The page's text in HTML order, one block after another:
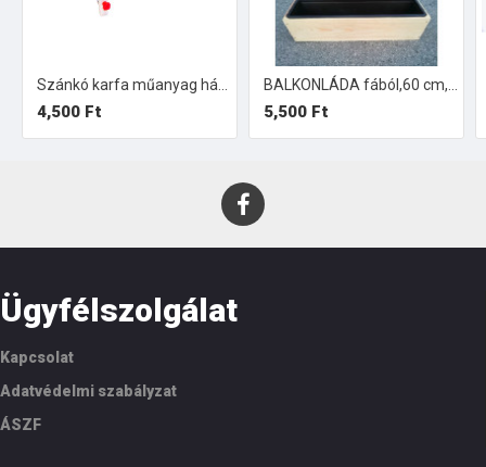
Szánkó karfa műanyag háttámlával
4,500 Ft
BALKONLÁDA fából,60 cm, műanyag betéttel.
5,500 Ft
Ügyfélszolgálat
Kapcsolat
Adatvédelmi szabályzat
ÁSZF